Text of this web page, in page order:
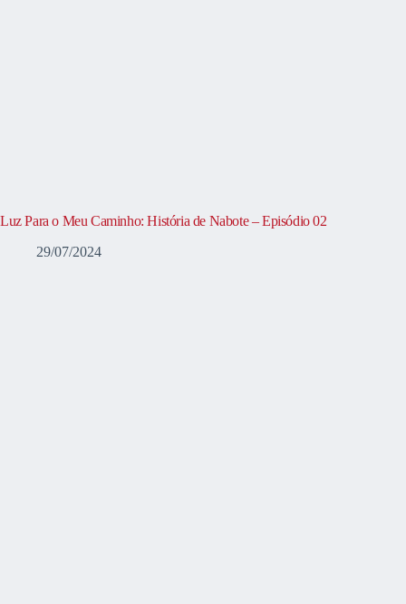
Luz Para o Meu Caminho: História de Nabote – Episódio 02
29/07/2024